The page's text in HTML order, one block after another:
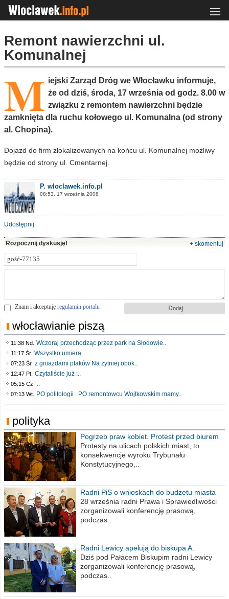
Remont nawierzchni ul.
Komunalnej
M iejski Zarząd Dróg we Włocławku informuje,
że od dziś, środa, 17 września od godz. 8.00 w
związku z remontem nawierzchni będzie
zamknięta dla ruchu kołowego ul. Komunalna (od strony
al. Chopina).
Dojazd do firm zlokalizowanych na końcu ul. Komunalnej możliwy
będzie od strony ul. Cmentarnej.
P. wloclawek.info.pl
08:53, 17 września 2008
Udostępnij
Rozpocznij dyskusję! + skomentuj
Znam i akceptuję regulamin portalu
włocławianie piszą
11:38 Nd. Wczoraj przechodząc przez park na Słodowie..
11:17 Śr. Wszystko umiera
07:23 Śr. z gniazdami ptaków Na żytniej obok..
12:47 Pt. Czytaliście już :..
05:15 Cz. ..
07:13 Wt. PO politologii . PO remontowcu Wojtkowskim mamy..
polityka
Pogrzeb praw kobiet. Protest przed biurem
poselskim PiS
Protesty na ulicach polskich miast, to
konsekwencje wyroku Trybunału
Konstytucyjnego,..
Radni PiS o wnioskach do budżetu miasta
na 2021 rok
28 września radni Prawa i Sprawiedliwości
zorganizowali konferencję prasową,
podczas..
Radni Lewicy apelują do biskupa A.
Wiesława Meringa
Dziś pod Pałacem Biskupim radni Lewicy
zorganizowali konferencję prasową,
podczas..